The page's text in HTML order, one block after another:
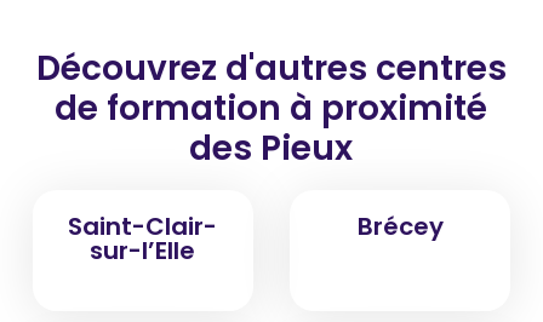
Découvrez d'autres centres
de formation à proximité
des Pieux
Saint-Clair-
sur-l’Elle
Brécey